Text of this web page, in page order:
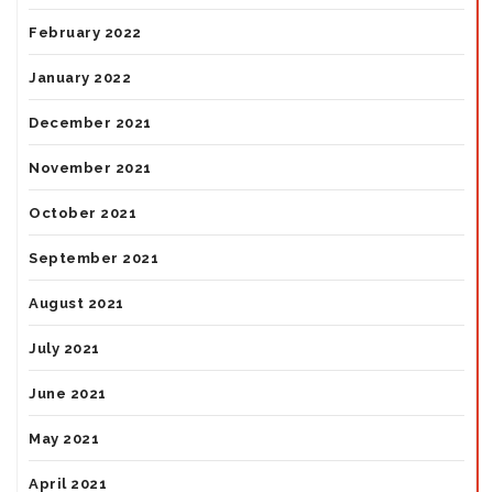
February 2022
January 2022
December 2021
November 2021
October 2021
September 2021
August 2021
July 2021
June 2021
May 2021
April 2021